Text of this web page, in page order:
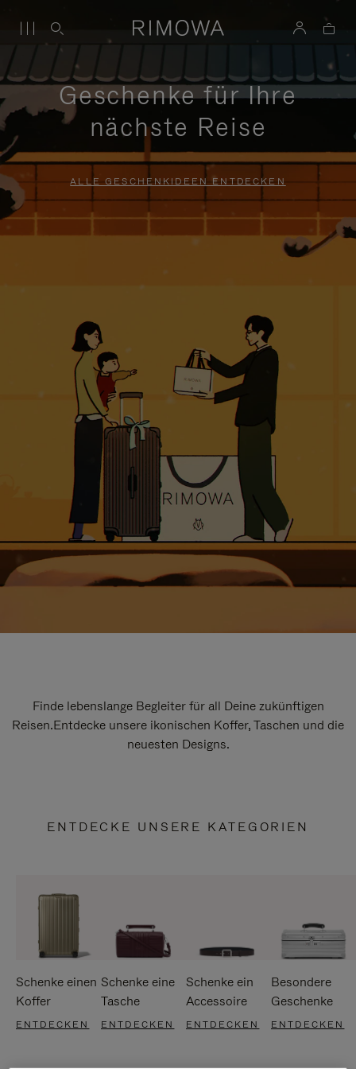
Geschenke für Ihre
nächste Reise
ALLE GESCHENKIDEEN ENTDECKEN
Finde lebenslange Begleiter für all Deine zukünftigen
Reisen.Entdecke unsere ikonischen Koffer, Taschen und die
neuesten Designs.
ENTDECKE UNSERE KATEGORIEN
Schenke einen
Koffer
ENTDECKEN
Schenke eine
Tasche
ENTDECKEN
Schenke ein
Accessoire
ENTDECKEN
Besondere
Geschenke
ENTDECKEN